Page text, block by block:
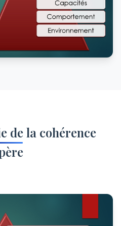
de la cohérence